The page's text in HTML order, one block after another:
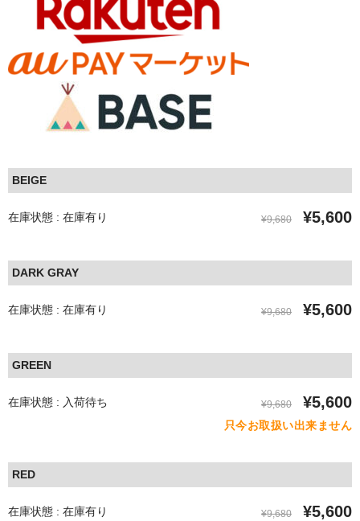
BEIGE
在庫状態 : 在庫有り ¥9,680 ¥5,600
DARK GRAY
在庫状態 : 在庫有り ¥9,680 ¥5,600
GREEN
在庫状態 : 入荷待ち ¥9,680 ¥5,600
只今お取扱い出来ません
RED
在庫状態 : 在庫有り ¥9,680 ¥5,600